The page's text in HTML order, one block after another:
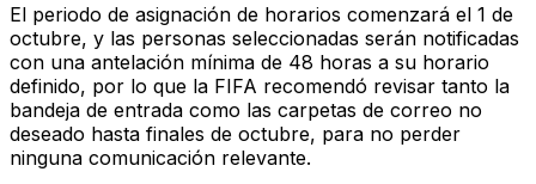
El periodo de asignación de horarios comenzará el 1 de
octubre, y las personas seleccionadas serán notificadas
con una antelación mínima de 48 horas a su horario
definido, por lo que la FIFA recomendó revisar tanto la
bandeja de entrada como las carpetas de correo no
deseado hasta finales de octubre, para no perder
ninguna comunicación relevante.